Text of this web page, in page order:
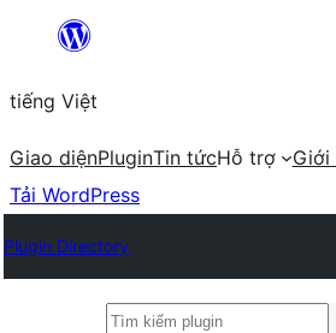
Chuyển
phần
nội
dung
tiếng Việt
Giao diệnPluginTin tứcHỗ trợ Giới
Tải WordPress
Plugin Directory
Tìm